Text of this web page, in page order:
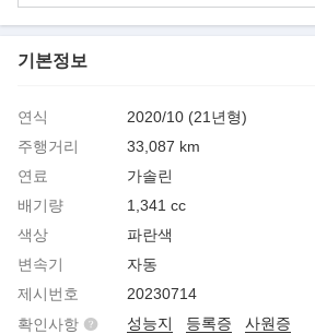
기본정보
연식
2020/10 (21년형)
주행거리
33,087 km
연료
가솔린
배기량
1,341 cc
색상
파란색
변속기
자동
제시번호
20230714
확인사항
성능지 등록증 사원증